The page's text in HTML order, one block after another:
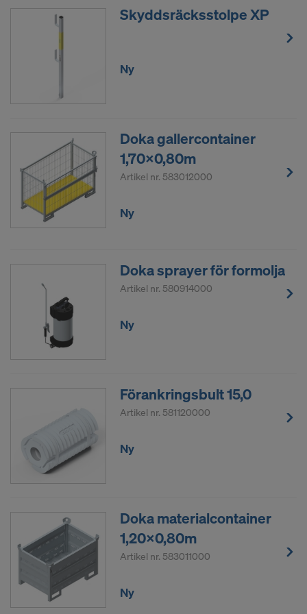
Skyddsräcksstolpe XP
Ny
Doka gallercontainer
1,70x0,80m
Artikel nr. 583012000
Ny
Doka sprayer för formolja
Artikel nr. 580914000
Ny
Förankringsbult 15,0
Artikel nr. 581120000
Ny
Doka materialcontainer
1,20x0,80m
Artikel nr. 583011000
Ny
Vi arbetar tillsammans med följande mottagare via
diverse applikationer:
Facebook LLC
Google LLC
Microsoft Corporation
Rocket Science Group LLC
Sketchfab Inc.
The Trade Desk, Inc.
Vimeo LLC
YouTube LLC
Vi behöver ditt uttryckliga samtycke för att även i
personuppgifter.
Du kan när som helst återkalla ditt samtycke med
framtida verkan genom att du öppnar
cookieinställningarna på webbsidan.
ÄR DU I INFÖRSTÅDD MED
ANVÄNDNINGEN AV COOKIES OCH
PERSONUPPGIFTER TILL USA?